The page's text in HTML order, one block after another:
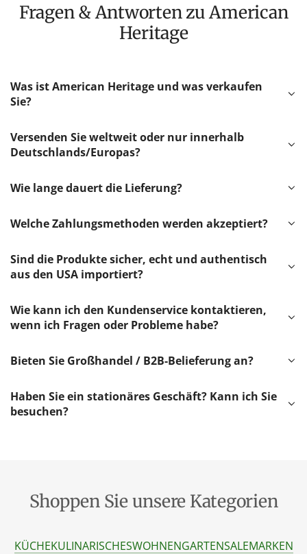
Fragen & Antworten zu American
Heritage
Was ist American Heritage und was verkaufen
Sie?
Versenden Sie weltweit oder nur innerhalb
Deutschlands/Europas?
Wie lange dauert die Lieferung?
Welche Zahlungsmethoden werden akzeptiert?
Sind die Produkte sicher, echt und authentisch
aus den USA importiert?
Wie kann ich den Kundenservice kontaktieren,
wenn ich Fragen oder Probleme habe?
Bieten Sie Großhandel / B2B-Belieferung an?
Haben Sie ein stationäres Geschäft? Kann ich Sie
besuchen?
Shoppen Sie unsere Kategorien
KÜCHEKULINARISCHESWOHNENGARTENSALEMARKEN